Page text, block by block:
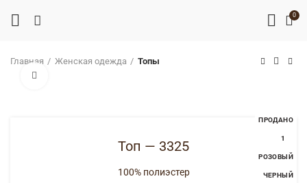
0
Главная Женская одежда Топы
ПРОДАНО
1
РОЗОВЫЙ
ЧЕРНЫЙ
Топ — 3325
100% полиэстер